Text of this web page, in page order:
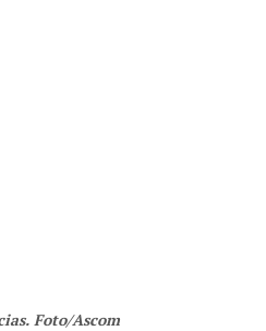
Foto/Ascom